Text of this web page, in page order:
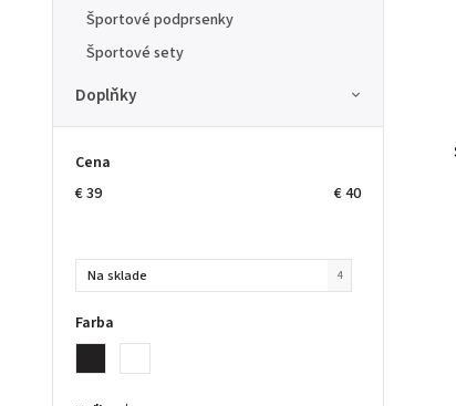
Športové podprsenky
Športové sety
Doplňky
Cena
€39 €40
Na sklade 4
Farba